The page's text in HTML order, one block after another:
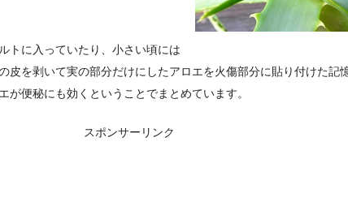
トに入っていたり、小さい頃には
皮を剥いて実の部分だけにしたアロエを火傷部分に貼り付けた記
が便秘にも効くということでまとめています。
スポンサーリンク